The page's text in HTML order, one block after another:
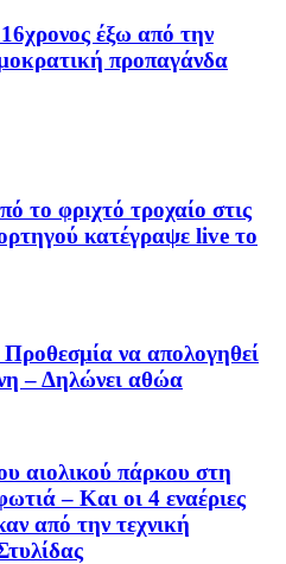
έξω από την
προπαγάνδα
το φριχτό τροχαίο στις
κατέγραψε live το
να απολογηθεί
– Δηλώνει αθώα
αιολικού πάρκου στη
– Και οι 4 εναέριες
από την τεχνική